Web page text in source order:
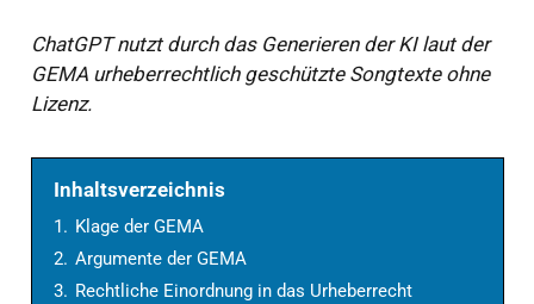
ChatGPT nutzt durch das Generieren der KI laut der
GEMA urheberrechtlich geschützte Songtexte ohne
Lizenz.
Inhaltsverzeichnis
1. Klage der GEMA
2. Argumente der GEMA
3. Rechtliche Einordnung in das Urheberrecht